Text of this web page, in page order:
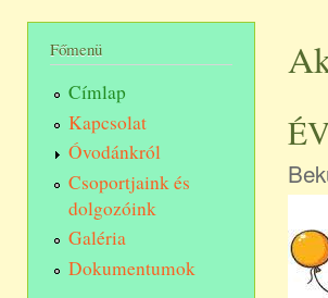
Főmenü
Címlap
Kapcsolat
Óvodánkról
Csoportjaink és
dolgozóink
Galéria
Dokumentumok